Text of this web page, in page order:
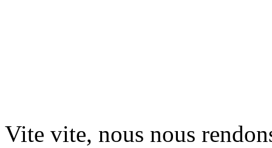
Vite vite, nous nous